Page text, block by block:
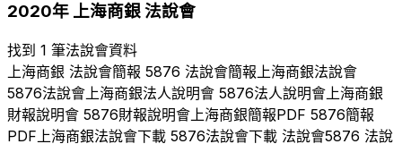
2020年 上海商銀法說會
找到 1 筆法說會資料
上海商銀 法說會簡報 5876 法說會簡報 上海商銀法說會
5876法說會 上海商銀法人說明會 5876法人說明會 上海商銀
財報說明會 5876財報說明會 上海商銀簡報PDF 5876簡報
PDF 上海商銀法說會下載 5876法說會下載 法說會5876 法說